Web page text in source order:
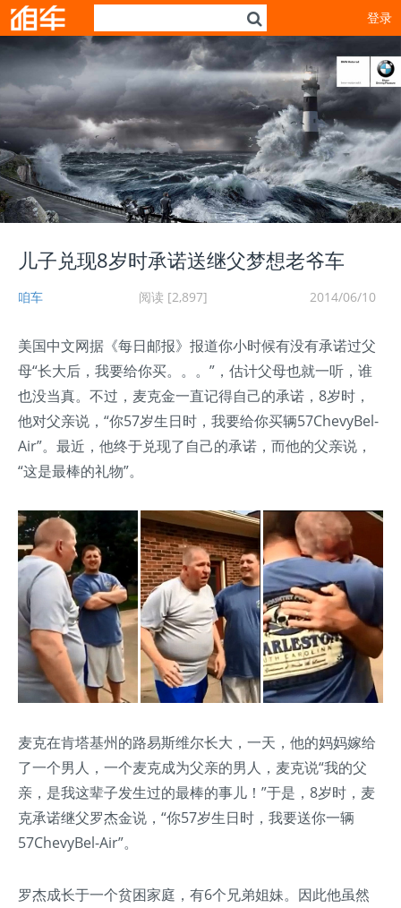
登录
儿子兑现8岁时承诺送继父梦想老爷车
咱车 阅读 [2,897] 2014/06/10
美国中文网据《每日邮报》报道你小时候有没有承诺过父
母“长大后，我要给你买。。。”，估计父母也就一听，谁
也没当真。不过，麦克金一直记得自己的承诺，8岁时，
他对父亲说，“你57岁生日时，我要给你买辆57ChevyBel-
Air”。最近，他终于兑现了自己的承诺，而他的父亲说，
“这是最棒的礼物”。
麦克在肯塔基州的路易斯维尔长大，一天，他的妈妈嫁给
了一个男人，一个麦克成为父亲的男人，麦克说“我的父
亲，是我这辈子发生过的最棒的事儿！”于是，8岁时，麦
克承诺继父罗杰金说，“你57岁生日时，我要送你一辆
57ChevyBel-Air”。
罗杰成长于一个贫困家庭，有6个兄弟姐妹。因此他虽然